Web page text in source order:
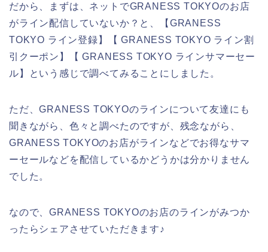
だから、まずは、ネットでGRANESS TOKYOのお店
がライン配信していないか？と、【GRANESS
TOKYO ライン登録】【 GRANESS TOKYO ライン割
引クーポン】【 GRANESS TOKYO ラインサマーセー
ル】という感じで調べてみることにしました。
ただ、GRANESS TOKYOのラインについて友達にも
聞きながら、色々と調べたのですが、残念ながら、
GRANESS TOKYOのお店がラインなどでお得なサマ
ーセールなどを配信しているかどうかは分かりません
でした。
なので、GRANESS TOKYOのお店のラインがみつか
ったらシェアさせていただきます♪